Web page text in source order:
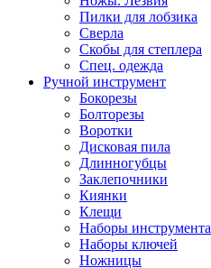
Пилки для лобзика
Сверла
Скобы для степлера
Спец. одежда
Ручной инструмент
Бокорезы
Болторезы
Воротки
Дисковая пила
Длинногубцы
Заклепочники
Киянки
Клещи
Наборы инструмента
Наборы ключей
Ножницы